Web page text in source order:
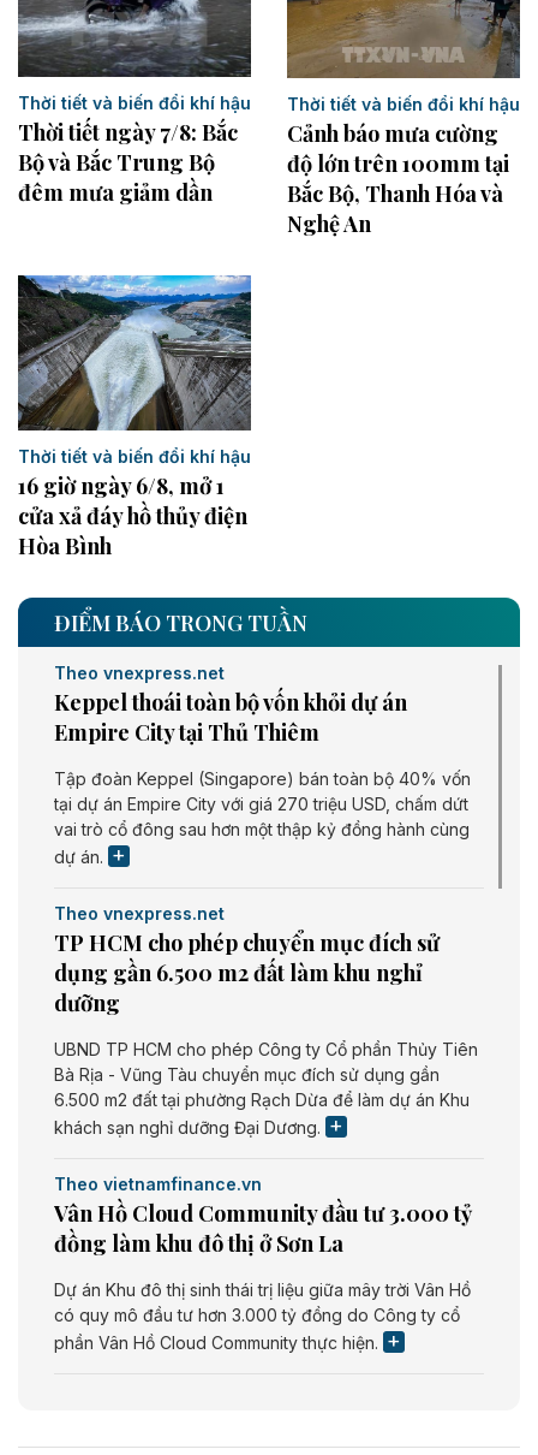
Thời tiết và biến đổi khí hậu
Thời tiết ngày 7/8: Bắc
Bộ và Bắc Trung Bộ
đêm mưa giảm dần
Thời tiết và biến đổi khí hậu
Cảnh báo mưa cường
độ lớn trên 100mm tại
Bắc Bộ, Thanh Hóa và
Nghệ An
Thời tiết và biến đổi khí hậu
16 giờ ngày 6/8, mở 1
cửa xả đáy hồ thủy điện
Hòa Bình
ĐIỂM BÁO TRONG TUẦN
Theo vnexpress.net
Keppel thoái toàn bộ vốn khỏi dự án
Empire City tại Thủ Thiêm
Tập đoàn Keppel (Singapore) bán toàn bộ 40% vốn
tại dự án Empire City với giá 270 triệu USD, chấm dứt
vai trò cổ đông sau hơn một thập kỷ đồng hành cùng
dự án.
Theo vnexpress.net
TP HCM cho phép chuyển mục đích sử
dụng gần 6.500 m2 đất làm khu nghỉ
dưỡng
UBND TP HCM cho phép Công ty Cổ phần Thủy Tiên
Bà Rịa - Vũng Tàu chuyển mục đích sử dụng gần
6.500 m2 đất tại phường Rạch Dừa để làm dự án Khu
khách sạn nghỉ dưỡng Đại Dương.
Theo vietnamfinance.vn
Vân Hồ Cloud Community đầu tư 3.000 tỷ
đồng làm khu đô thị ở Sơn La
Dự án Khu đô thị sinh thái trị liệu giữa mây trời Vân Hồ
có quy mô đầu tư hơn 3.000 tỷ đồng do Công ty cổ
phần Vân Hồ Cloud Community thực hiện.